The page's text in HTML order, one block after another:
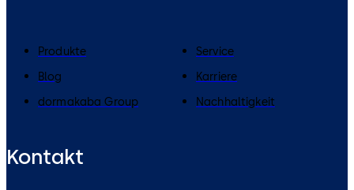
Produkte
Service
Blog
Karriere
dormakaba Group
Nachhaltigkeit
Kontakt